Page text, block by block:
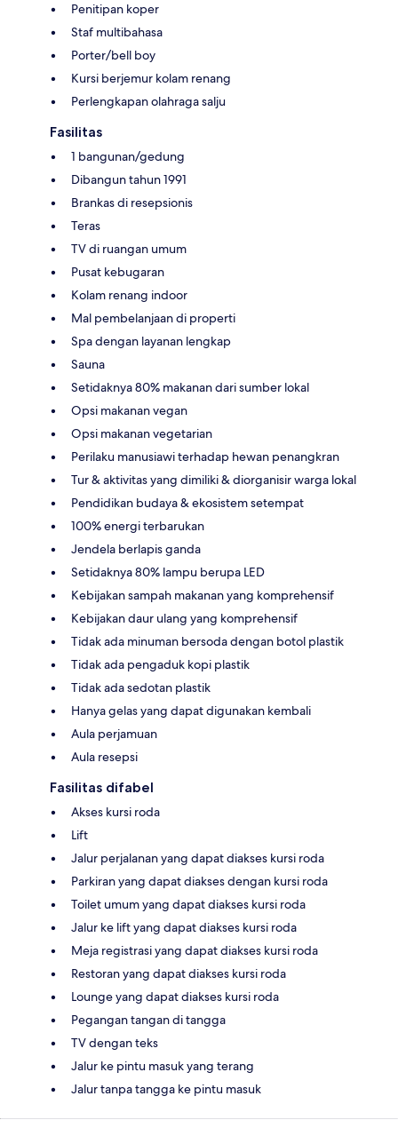
Penitipan koper
Staf multibahasa
Porter/bell boy
Kursi berjemur kolam renang
Perlengkapan olahraga salju
Fasilitas
1 bangunan/gedung
Dibangun tahun 1991
Brankas di resepsionis
Teras
TV di ruangan umum
Pusat kebugaran
Kolam renang indoor
Mal pembelanjaan di properti
Spa dengan layanan lengkap
Sauna
Setidaknya 80% makanan dari sumber lokal
Opsi makanan vegan
Opsi makanan vegetarian
Perilaku manusiawi terhadap hewan penangkran
Tur & aktivitas yang dimiliki & diorganisir warga lokal
Pendidikan budaya & ekosistem setempat
100% energi terbarukan
Jendela berlapis ganda
Setidaknya 80% lampu berupa LED
Kebijakan sampah makanan yang komprehensif
Kebijakan daur ulang yang komprehensif
Tidak ada minuman bersoda dengan botol plastik
Tidak ada pengaduk kopi plastik
Tidak ada sedotan plastik
Hanya gelas yang dapat digunakan kembali
Aula perjamuan
Aula resepsi
Fasilitas difabel
Akses kursi roda
Lift
Jalur perjalanan yang dapat diakses kursi roda
Parkiran yang dapat diakses dengan kursi roda
Toilet umum yang dapat diakses kursi roda
Jalur ke lift yang dapat diakses kursi roda
Meja registrasi yang dapat diakses kursi roda
Restoran yang dapat diakses kursi roda
Lounge yang dapat diakses kursi roda
Pegangan tangan di tangga
TV dengan teks
Jalur ke pintu masuk yang terang
Jalur tanpa tangga ke pintu masuk